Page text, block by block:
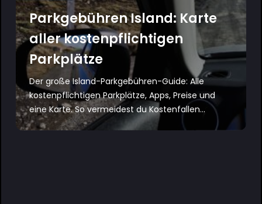
Parkgebühren Island: Karte
aller kostenpflichtigen
Parkplätze
Der große Island-Parkgebühren-Guide: Alle
kostenpflichtigen Parkplätze, Apps, Preise und
eine Karte. So vermeidest du Kostenfallen...